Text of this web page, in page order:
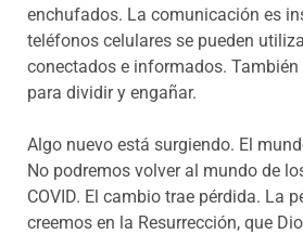
enchufados. La comunicación es
teléfonos celulares se pueden
conectados e informados.
para dividir y engañar.
Algo nuevo está surgiendo. El
No podremos volver al mundo de
COVID. El cambio trae pérdida. La
creemos en la Resurrección, que